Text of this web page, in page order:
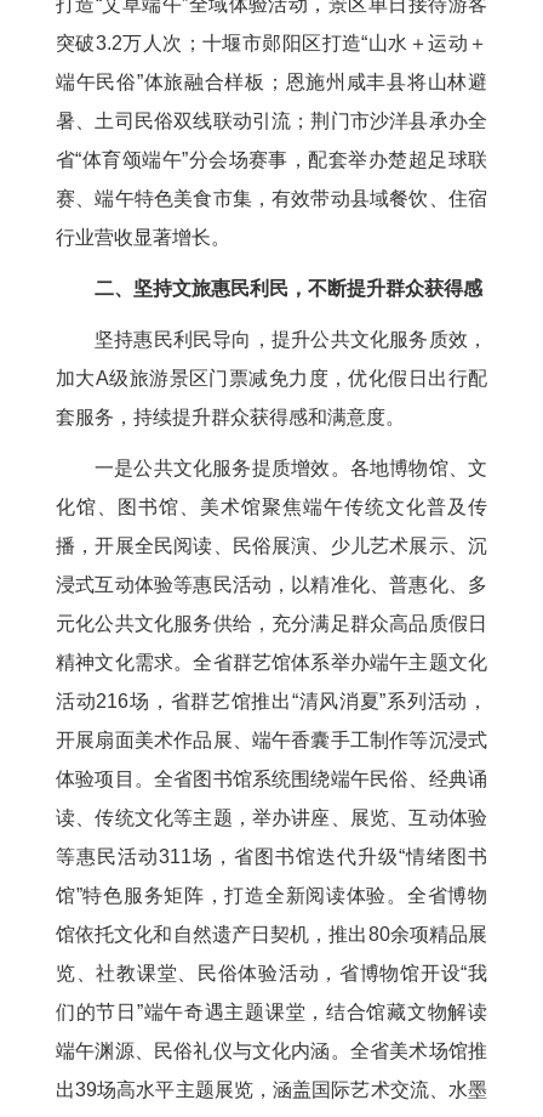
打造“艾草端午”全域体验活动，景区单日接待游客
突破3.2万人次；十堰市郧阳区打造“山水＋运动＋
端午民俗”体旅融合样板；恩施州咸丰县将山林避
暑、土司民俗双线联动引流；荆门市沙洋县承办全
省“体育颂端午”分会场赛事，配套举办楚超足球联
赛、端午特色美食市集，有效带动县域餐饮、住宿
行业营收显著增长。
二、坚持文旅惠民利民，不断提升群众获得感
坚持惠民利民导向，提升公共文化服务质效，
加大A级旅游景区门票减免力度，优化假日出行配
套服务，持续提升群众获得感和满意度。
一是公共文化服务提质增效。各地博物馆、文
化馆、图书馆、美术馆聚焦端午传统文化普及传
播，开展全民阅读、民俗展演、少儿艺术展示、沉
浸式互动体验等惠民活动，以精准化、普惠化、多
元化公共文化服务供给，充分满足群众高品质假日
精神文化需求。全省群艺馆体系举办端午主题文化
活动216场，省群艺馆推出“清风消夏”系列活动，
开展扇面美术作品展、端午香囊手工制作等沉浸式
体验项目。全省图书馆系统围绕端午民俗、经典诵
读、传统文化等主题，举办讲座、展览、互动体验
等惠民活动311场，省图书馆迭代升级“情绪图书
馆”特色服务矩阵，打造全新阅读体验。全省博物
馆依托文化和自然遗产日契机，推出80余项精品展
览、社教课堂、民俗体验活动，省博物馆开设“我
们的节日”端午奇遇主题课堂，结合馆藏文物解读
端午渊源、民俗礼仪与文化内涵。全省美术场馆推
出39场高水平主题展览，涵盖国际艺术交流、水墨